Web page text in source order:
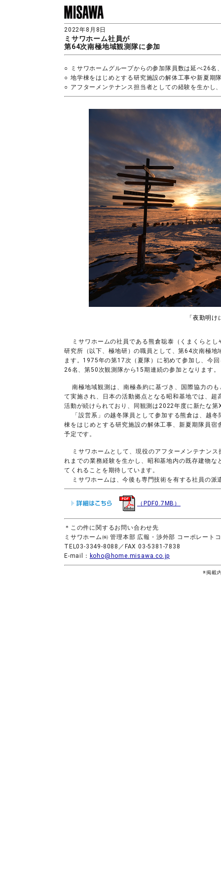
2022年8月8日
ミサワホーム社員が
第64次南極地域観測隊に参加
○
ミサワホームグループからの参加隊員数は延べ26
○ 地学棟をはじめとする研究施設の解体工事や新夏期
○ アフターメンテナンス担当者としての経験を生かし
「夜勤明
ミサワホームの社員である熊倉聡泰（くまくらと
研究所（以下、極地研）の職員として、第64次南極
ます。1975年の第17次（夏隊）に初めて参加し、今
26名、第50次観測隊から15期連続の参加となります。
南極地域観測は、南極条約に基づき、国際協力の
て実施され、日本の活動拠点となる昭和基地では、
活動が続けられており、同観測は2022年度に新たな
「設営系」の越冬隊員として参加する熊倉は、越
棟をはじめとする研究施設の解体工事、新夏期隊員
予定です。
ミサワホームとして、現役のアフターメンテナン
れまでの業務経験を生かし、昭和基地内の既存建物
てくれることを期待しています。
ミサワホームは、今後も専門技術を有する社員の
（PDF0.7MB）
＊この件に関するお問い合わせ先
ミサワホーム㈱ 管理本部 広報・渉外部 コーポレート
TEL03-3349-8088／FAX 03-5381-7838
E-mail： koho@home.misawa.co.jp
※掲載